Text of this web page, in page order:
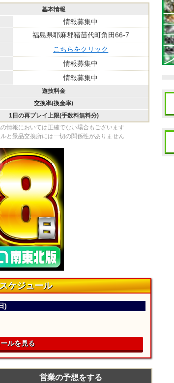
基本情報
情報募集中
福島県耶麻郡猪苗代町角田66-7
こちらをクリック
情報募集中
情報募集中
遊技料金
交換率(換金率)
1日の再プレイ上限(手数料無料分)
情報においては正確でない場合もございます
と景品交換所には一切の関係性がありません
ケジュール
)
ルを見る
営業の予想をする